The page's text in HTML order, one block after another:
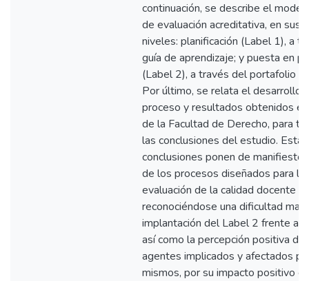
continuación, se describe el
de evaluación acreditativa, en sus
niveles: planificación (Label 1), a
guía de aprendizaje; y puesta en
(Label 2), a través del portafolio
Por último, se relata el desarrollo
proceso y resultados obtenidos
de la Facultad de Derecho, para
las conclusiones del estudio. Estas
conclusiones ponen de manifiesto
de los procesos diseñados para la
evaluación de la calidad docente
reconociéndose una dificultad
implantación del Label 2 frente al
así como la percepción positiva de
agentes implicados y afectados
mismos, por su impacto positivo en